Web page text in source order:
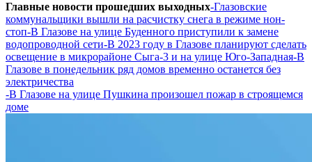
Главные новости прошедших выходных-Глазовские
коммунальщики вышли на расчистку снега в режиме нон-
стоп-В Глазове на улице Буденного приступили к замене
водопроводной сети-В 2023 году в Глазове планируют сделать
освещение в микрорайоне Сыга-3 и на улице Юго-Западная-В
Глазове в понедельник ряд домов временно останется без
электричества
-В Глазове на улице Пушкина произошел пожар в строящемся
доме